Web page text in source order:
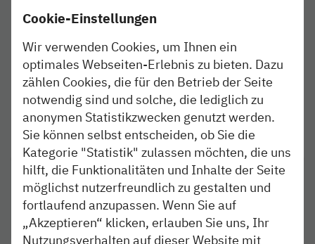
Sonntag ist Familientag:
Eintritt frei für alle!
Am 28. Juni von 11:00 bis 16:30 Uhr beim
Sommerfest im Nationalparkzentrum Multimar-
Wattforum.
weiterlesen
Cookie-Einstellungen
Wir verwenden Cookies, um Ihnen ein
optimales Webseiten-Erlebnis zu bieten. Dazu
zählen Cookies, die für den Betrieb der Seite
notwendig sind und solche, die lediglich zu
anonymen Statistikzwecken genutzt werden.
Sie können selbst entscheiden, ob Sie die
Kategorie "Statistik" zulassen möchten, die uns
hilft, die Funktionalitäten und Inhalte der Seite
möglichst nutzerfreundlich zu gestalten und
fortlaufend anzupassen. Wenn Sie auf
„Akzeptieren“ klicken, erlauben Sie uns, Ihr
Nutzungsverhalten auf dieser Website mit